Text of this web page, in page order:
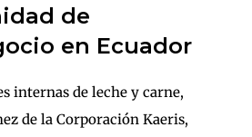
de
en Ecuador
internas de leche y carne,
de la Corporación Kaeris,